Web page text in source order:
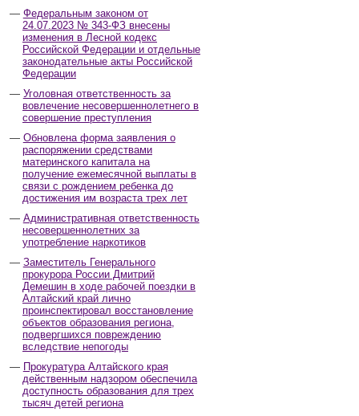
Федеральным законом от
24.07.2023 № 343-ФЗ внесены
изменения в Лесной кодекс
Российской Федерации и отдельные
законодательные акты Российской
Федерации
Уголовная ответственность за
вовлечение несовершеннолетнего в
совершение преступления
Обновлена форма заявления о
распоряжении средствами
материнского капитала на
получение ежемесячной выплаты в
связи с рождением ребенка до
достижения им возраста трех лет
Административная ответственность
несовершеннолетних за
употребление наркотиков
Заместитель Генерального
прокурора России Дмитрий
Демешин в ходе рабочей поездки в
Алтайский край лично
проинспектировал восстановление
объектов образования региона,
подвергшихся повреждению
вследствие непогоды
Прокуратура Алтайского края
действенным надзором обеспечила
доступность образования для трех
тысяч детей региона